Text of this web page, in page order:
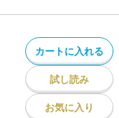
カートに入れる
試し読み
お気に入り